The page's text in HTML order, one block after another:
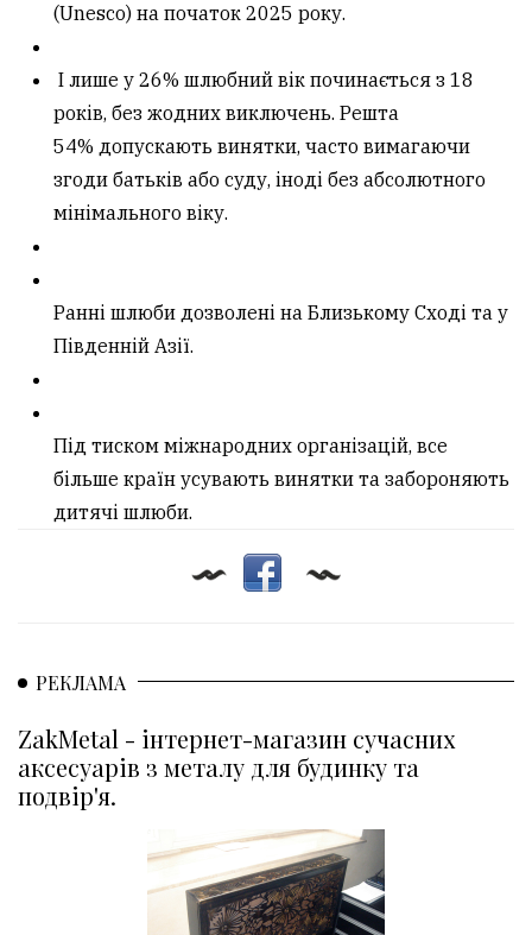
(Unesco) на початок 2025 року.
І лише у 26% шлюбний вік починається з 18
років, без жодних виключень. Решта
54% допускають винятки, часто вимагаючи
згоди батьків або суду, іноді без абсолютного
мінімального віку.
Ранні шлюби дозволені на Близькому Сході та у
Південній Азії.
Під тиском міжнародних організацій, все
більше країн усувають винятки та забороняють
дитячі шлюби.
РЕКЛАМА
ZakMetal - інтернет-магазин сучасних
аксесуарів з металу для будинку та
подвір'я.